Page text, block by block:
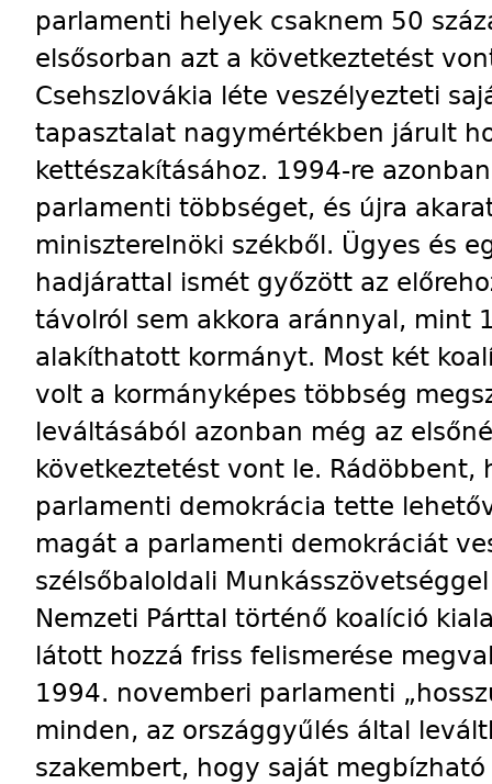
parlamenti helyek csaknem 50
elsősorban azt a következtetést
Csehszlovákia léte veszélyezteti
tapasztalat nagymértékben járult
kettészakításához. 1994-re
parlamenti többséget, és újra
miniszterelnöki székből. Ügyes és
hadjárattal ismét győzött az
távolról sem akkora aránnyal, mint
alakíthatott kormányt. Most két
volt a kormányképes többség
leváltásából azonban még az
következtetést vont le. Rádöbbent,
parlamenti demokrácia tette
magát a parlamenti demokráciát
szélsőbaloldali
Nemzeti Párttal történő koalíció
látott hozzá friss felismerése
1994. novemberi parlamenti
minden, az országgyűlés által
szakembert, hogy saját